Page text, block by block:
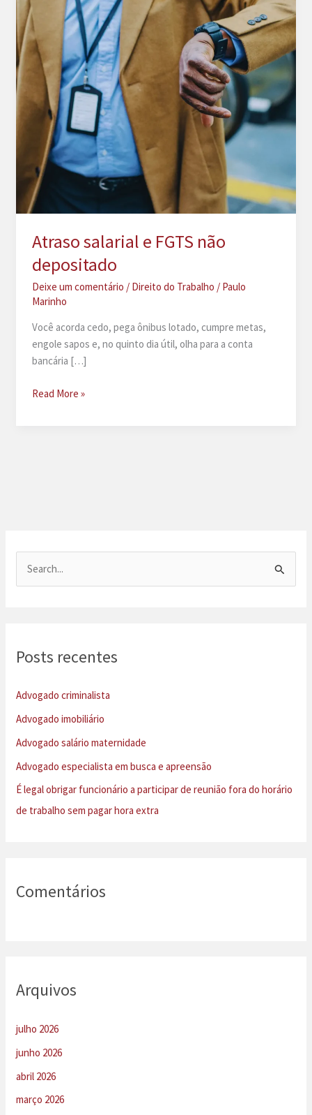
Atraso salarial e FGTS não
depositado
Deixe um comentário / Direito do Trabalho / Paulo
Marinho
Você acorda cedo, pega ônibus lotado, cumpre metas,
engole sapos e, no quinto dia útil, olha para a conta
bancária […]
Atraso
Read More »
i
p
o
r
:
Posts recentes
Advogado criminalista
Advogado imobiliário
Advogado salário maternidade
Advogado especialista em busca e apreensão
É legal obrigar funcionário a participar de reunião fora do horário
de trabalho sem pagar hora extra
Comentários
Arquivos
julho 2026
junho 2026
abril 2026
março 2026